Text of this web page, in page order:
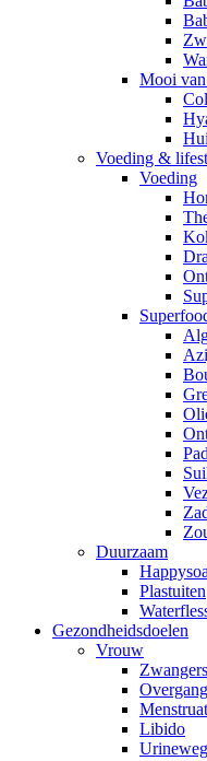
Mooi
Voeding &
Voeding
Duurzaam
Plastuiten
Gezondheidsdoelen
Vrouw
Libido